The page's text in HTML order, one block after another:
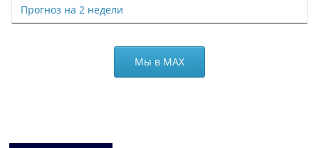
Прогноз на 2 недели
Мы в МАХ